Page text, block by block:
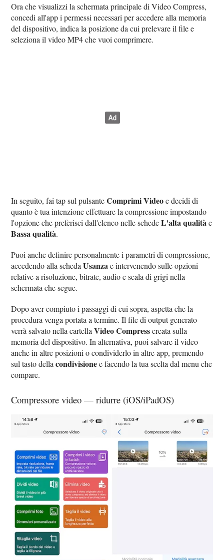
Ora che visualizzi la schermata principale di Video Compress,
concedi all'app i permessi necessari per accedere alla memoria
del dispositivo, indica la posizione da cui prelevare il file e
seleziona il video MP4 che vuoi comprimere.
In seguito, fai tap sul pulsanteComprimi Videoe decidi di
quanto è tua intenzione effettuare la compressione impostando
l'opzione che preferisci dall'elenco nelle schedeL'alta qualitàe
Bassa qualità.
Puoi anche definire personalmente i parametri di compressione,
accedendo alla schedaUsanzae intervenendo sulle opzioni
relative a risoluzione, bitrate, audio e scala di grigi nella
schermata che segue.
Dopo aver compiuto i passaggi di cui sopra, aspetta che la
procedura venga portata a termine. Il file di output generato
verrà salvato nella cartellaVideo Compresscreata sulla
memoria del dispositivo. In alternativa, puoi salvare il video
anche in altre posizioni o condividerlo in altre app, premendo
sul tasto dellacondivisionee facendo la tua scelta dal menu che
compare.
Compressore video — ridurre (iOS/iPadOS)